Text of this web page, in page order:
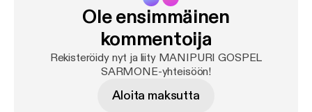
Ole ensimmäinen
kommentoija
Rekisteröidy nyt ja liity MANIPURI GOSPEL
SARMONE-yhteisöön!
Aloita maksutta